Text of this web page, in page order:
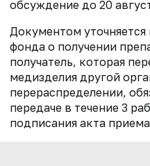
обсуждение до 20
Документом
фонда о получении
получатель, которая
медизделия другой
перераспределении,
передаче в течение 3
подписания акта